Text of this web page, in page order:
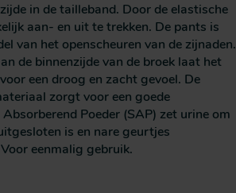
in de tailleband. Door de elastische
aan- en uit te trekken. De pants is
van het openscheuren van de zijnaden.
de binnenzijde van de broek laat het
een droog en zacht gevoel. De
zorgt voor een goede
Poeder (SAP) zet urine om
is en nare geurtjes
eenmalig gebruik.